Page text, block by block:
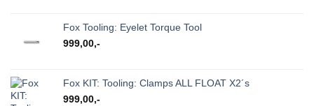
Fox Tooling: Eyelet Torque Tool
999,00,-
Fox KIT: Tooling: Clamps ALL FLOAT X2´s
999,00,-